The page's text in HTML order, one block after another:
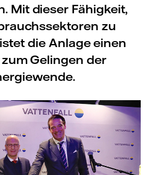
Mit dieser Fähigkeit,
zu
die Anlage einen
Gelingen der